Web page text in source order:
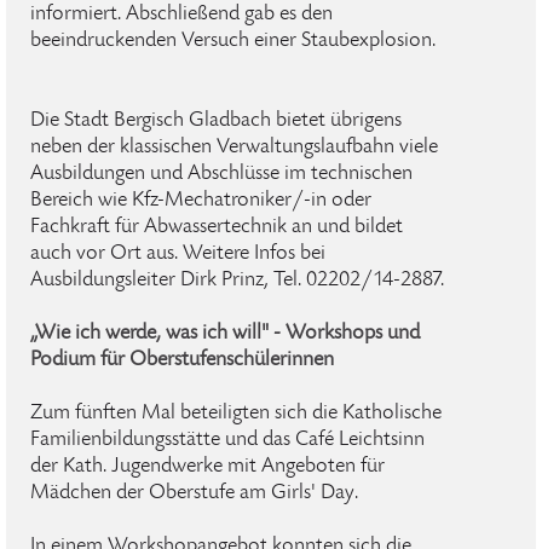
informiert. Abschließend gab es den
beeindruckenden Versuch einer Staubexplosion.
Die Stadt Bergisch Gladbach bietet übrigens
neben der klassischen Verwaltungslaufbahn viele
Ausbildungen und Abschlüsse im technischen
Bereich wie Kfz-Mechatroniker/-in oder
Fachkraft für Abwassertechnik an und bildet
auch vor Ort aus. Weitere Infos bei
Ausbildungsleiter Dirk Prinz, Tel. 02202/14-2887.
„Wie ich werde, was ich will" - Workshops und
Podium für Oberstufenschülerinnen
Zum fünften Mal beteiligten sich die Katholische
Familienbildungsstätte und das Café Leichtsinn
der Kath. Jugendwerke mit Angeboten für
Mädchen der Oberstufe am Girls' Day.